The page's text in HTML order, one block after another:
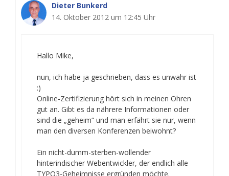
Dieter Bunkerd
14. Oktober 2012 um 12:45 Uhr
Hallo Mike,
nun, ich habe ja geschrieben, dass es unwahr ist
:)
Online-Zertifizierung hört sich in meinen Ohren
gut an. Gibt es da nährere Informationen oder
sind die „geheim“ und man erfährt sie nur, wenn
man den diversen Konferenzen beiwohnt?
Ein nicht-dumm-sterben-wollender
hinterindischer Webentwickler, der endlich alle
TYPO3-Geheimnisse ergründen möchte.